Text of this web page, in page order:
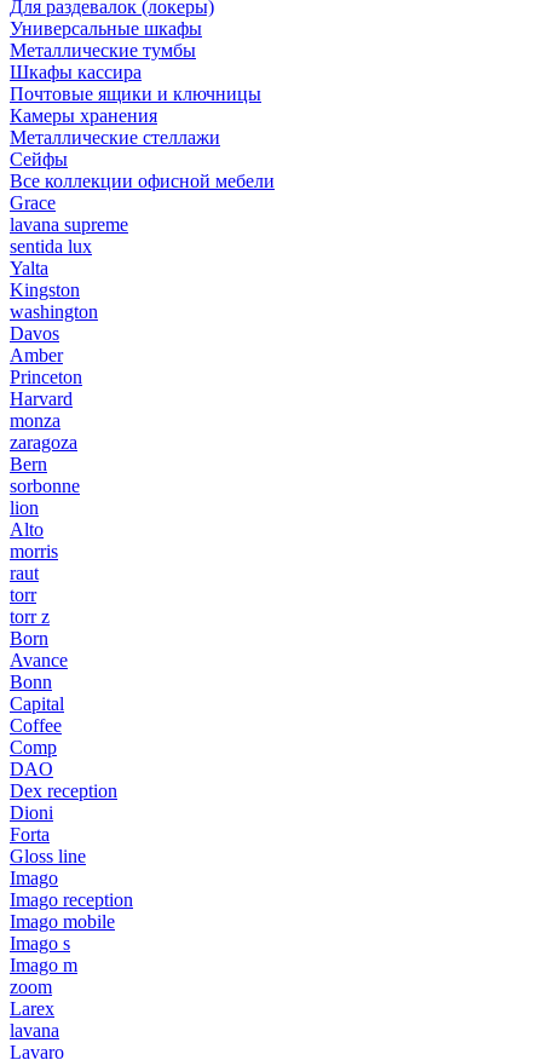
Для раздевалок (локеры)
Универсальные шкафы
Металлические тумбы
Шкафы кассира
Почтовые ящики и ключницы
Камеры хранения
Металлические стеллажи
Сейфы
Все коллекции офисной мебели
Grace
lavana supreme
sentida lux
Yalta
Kingston
washington
Davos
Amber
Princeton
Harvard
monza
zaragoza
Bern
sorbonne
lion
Alto
morris
raut
torr
torr z
Born
Avance
Bonn
Capital
Coffee
Comp
DAO
Dex reception
Dioni
Forta
Gloss line
Imago
Imago reception
Imago mobile
Imago s
Imago m
zoom
Larex
lavana
Lavaro